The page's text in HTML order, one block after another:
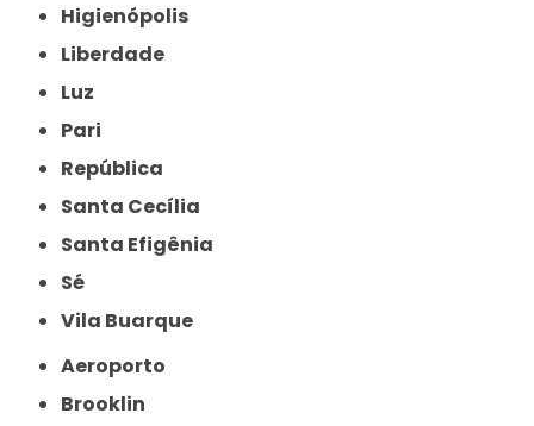
Higienópolis
Liberdade
Luz
Pari
República
Santa Cecília
Santa Efigênia
Sé
Vila Buarque
Aeroporto
Brooklin